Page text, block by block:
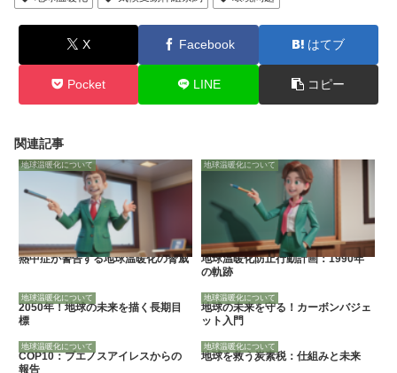
X Facebook はてブ
Pocket LINE コピー
関連記事
地球温暖化について
熱中症が警告する地球温暖化の脅威
地球温暖化について
地球温暖化防止行動計画：1990年
の軌跡
地球温暖化について
2050年！地球の未来を描く長期目
標
地球温暖化について
地球の未来を守る！カーボンバジェ
ット入門
地球温暖化について
COP10：ブエノスアイレスからの
報告
地球温暖化について
地球を救う炭素税：仕組みと未来